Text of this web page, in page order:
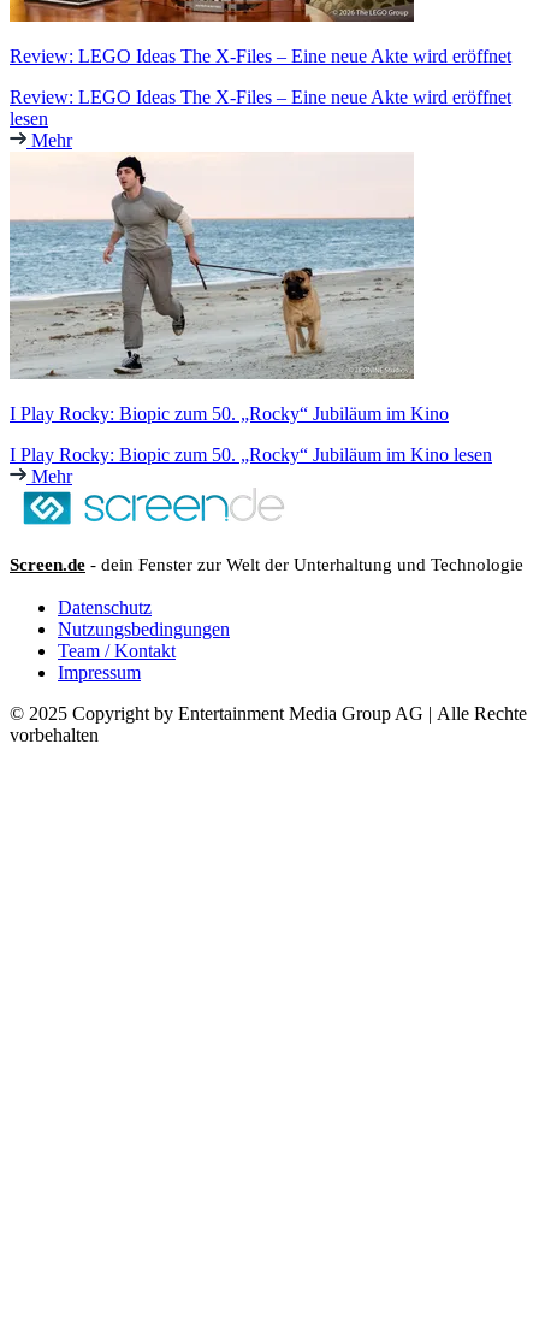
Review: LEGO Ideas The X-Files – Eine neue Akte wird eröffnet
Review: LEGO Ideas The X-Files – Eine neue Akte wird eröffnet
lesen
Mehr
I Play Rocky: Biopic zum 50. „Rocky“ Jubiläum im Kino
I Play Rocky: Biopic zum 50. „Rocky“ Jubiläum im Kino lesen
Mehr
Screen.de - dein Fenster zur Welt der Unterhaltung und Technologie
Datenschutz
Nutzungsbedingungen
Team / Kontakt
Impressum
© 2025 Copyright by Entertainment Media Group AG | Alle Rechte
vorbehalten